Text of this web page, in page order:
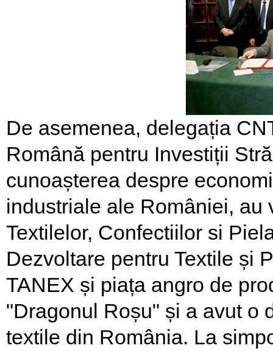
De asemenea, delegația
Română pentru Investiții
cunoașterea despre
industriale ale României,
Textilelor, Confectiilor si
Dezvoltare pentru Textile și
TANEX și piața angro de
"Dragonul Roșu" și a avut o
textile din România. La